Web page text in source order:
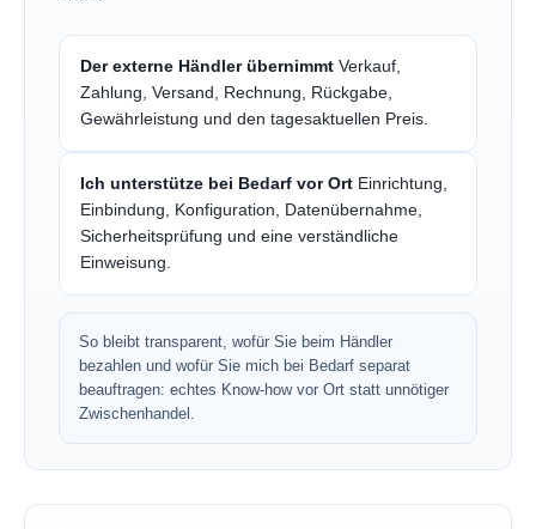
Der externe Händler übernimmt Verkauf,
Zahlung, Versand, Rechnung, Rückgabe,
Gewährleistung und den tagesaktuellen Preis.
Ich unterstütze bei Bedarf vor Ort Einrichtung,
Einbindung, Konfiguration, Datenübernahme,
Sicherheitsprüfung und eine verständliche
Einweisung.
So bleibt transparent, wofür Sie beim Händler
bezahlen und wofür Sie mich bei Bedarf separat
beauftragen: echtes Know-how vor Ort statt unnötiger
Zwischenhandel.